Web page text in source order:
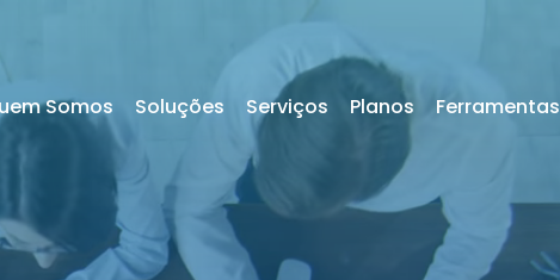
Somos Soluções Serviços Planos Ferramentas